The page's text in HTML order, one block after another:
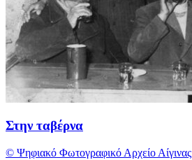
Στην ταβέρνα
© Ψηφιακό Φωτογραφικό Αρχείο Αίγινας